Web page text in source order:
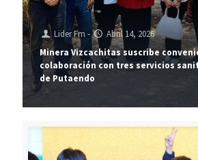
Lider Fm -
Abril 14, 2026
Minera Vizcachitas suscribe
colaboración con tres servicios
de Putaendo